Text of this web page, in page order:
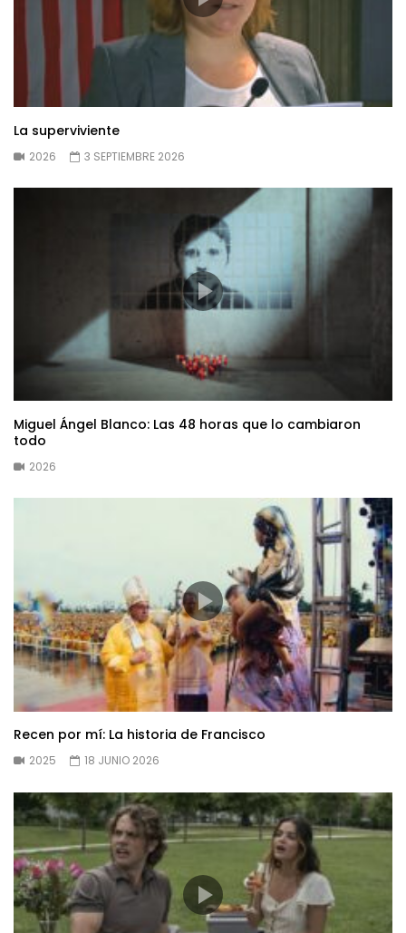
La superviviente
2026 3 SEPTIEMBRE 2026
Miguel Ángel Blanco: Las 48 horas que lo cambiaron
todo
2026
Recen por mí: La historia de Francisco
2025 18 JUNIO 2026